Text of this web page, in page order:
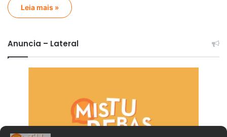
Leia mais »
Anuncia – Lateral